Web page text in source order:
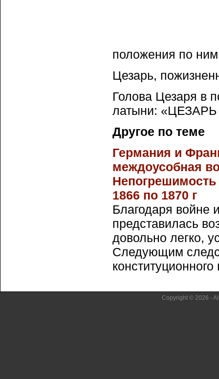
положения по
Цезарь,
Голова Цезаря в
латыни:
Другое по теме
Германия и
междоусобная
1866 по 1870 г
Благодаря войне
представилась
довольно легко,
Следующим
конституционного
Copyright © 2026 -